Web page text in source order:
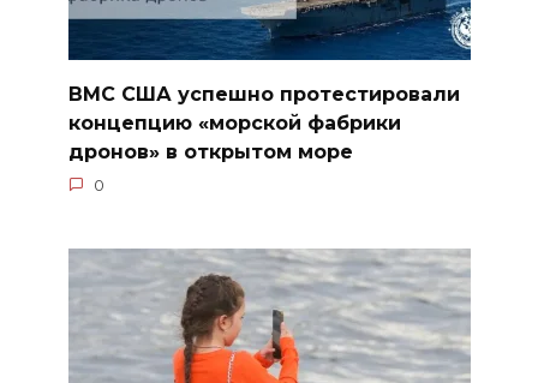
ВМС США успешно протестировали
концепцию «морской фабрики
дронов» в открытом море
0